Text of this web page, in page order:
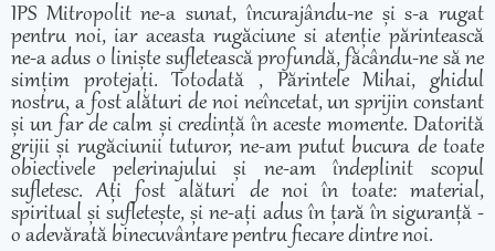
IPS Mitropolit ne-a sunat, încurajându-ne și s-a rugat
pentru noi, iar aceasta rugăciune si atenție părintească
ne-a adus o liniște sufletească profundă, făcându-ne să ne
simțim protejați. Totodată , Părintele Mihai, ghidul
nostru, a fost alături de noi neîncetat, un sprijin constant
și un far de calm și credință în aceste momente. Datorită
grijii și rugăciunii tuturor, ne-am putut bucura de toate
obiectivele pelerinajului și ne-am îndeplinit scopul
sufletesc. Ați fost alături de noi în toate: material,
spiritual și sufletește, și ne-ați adus în țară în siguranță -
o adevărată binecuvântare pentru fiecare dintre noi.